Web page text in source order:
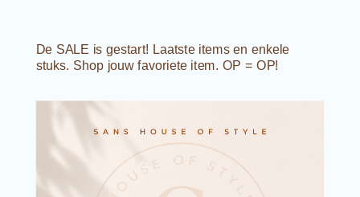
De SALE is gestart! Laatste items en enkele
stuks. Shop jouw favoriete item. OP = OP!